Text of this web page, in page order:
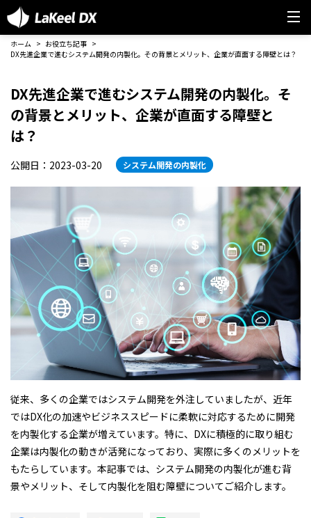
ホーム
お役立ち記事
DX先進企業で進むシステム開発の内製化。その背景とメリット、企業が直面する障壁とは？
DX先進企業で進むシステム開発の内製化。そ
の背景とメリット、企業が直面する障壁と
は？
公開日：2023-03-20 システム開発の内製化
従来、多くの企業ではシステム開発を外注していましたが、近年
ではDX化の加速やビジネススピードに柔軟に対応するために開発
を内製化する企業が増えています。特に、DXに積極的に取り組む
企業は内製化の動きが活発になっており、実際に多くのメリットを
もたらしています。本記事では、システム開発の内製化が進む背
景やメリット、そして内製化を阻む障壁についてご紹介します。